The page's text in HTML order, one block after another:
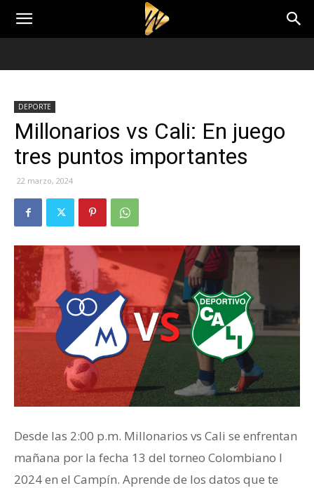
DEPORTE
Millonarios vs Cali: En juego
tres puntos importantes
22 marzo, 2024
Desde las 2:00 p.m. Millonarios vs Cali se enfrentan
mañana por la fecha 13 del torneo Colombiano I
2024 en el Campín. Aprende de los datos que te